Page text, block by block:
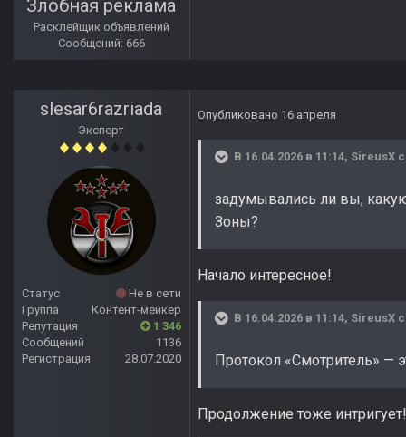
Злобная реклама
Расклейщик объявлений
Сообщений: 666
slesar6razriada
Эксперт
Статус
Не в сети
Группа
Контент-мейкер
Репутация
1 346
Сообщений
1136
Регистрация
28.07.2020
Опубликовано 16 апреля
В 16.04.2026 в 11:14, SireusX
задумывались ли вы,
Зоны?
Начало интересное!
В 16.04.2026 в 11:14, SireusX
Протокол «Смотритель» —
Продолжение тоже интригует!